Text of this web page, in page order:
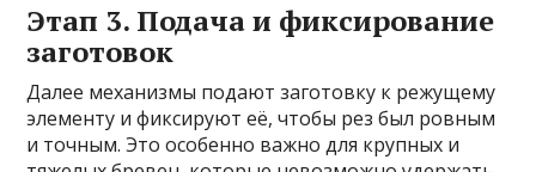
Этап 3. Подача и фиксирование
заготовок
Далее механизмы подают заготовку к режущему
элементу и фиксируют её, чтобы рез был ровным
и точным. Это особенно важно для крупных и